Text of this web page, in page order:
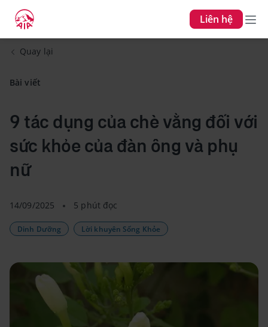
Liên hệ
Quay lại
Bài viết
9 tác dụng của chè vằng đối với
sức khỏe của đàn ông và phụ
nữ
14/09/2025 5 phút đọc
Dinh Dưỡng Lời khuyên Sống Khỏe